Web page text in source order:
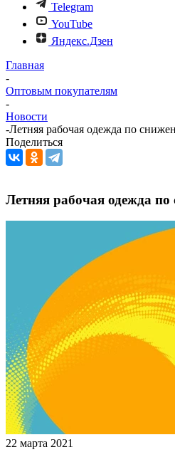
Telegram
YouTube
Яндекс.Дзен
Главная
-
Оптовым покупателям
-
Новости
-Летняя рабочая одежда по
Поделиться
Летняя рабочая одежда
22 марта 2021